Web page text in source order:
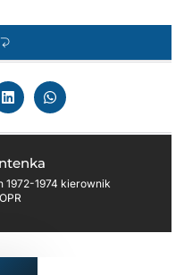
1972-1974 kierownik